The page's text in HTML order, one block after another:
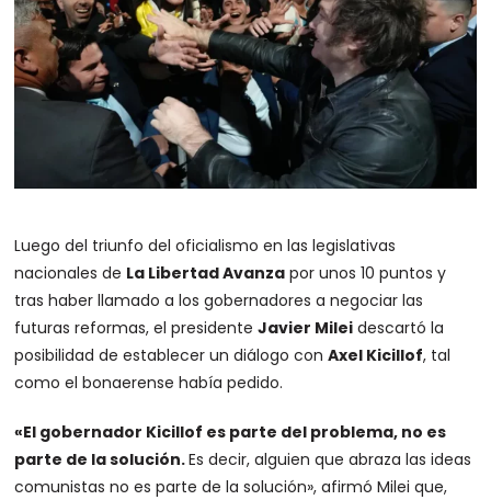
Luego del triunfo del oficialismo en las legislativas
nacionales de La Libertad Avanza por unos 10 puntos y
tras haber llamado a los gobernadores a negociar las
futuras reformas, el presidenteJavier Milei descartó la
posibilidad de establecer un diálogo conAxel Kicillof, tal
como el bonaerense había pedido.
«El gobernador Kicillof es parte del problema, no es
parte de la solución.Es decir, alguien que abraza las ideas
comunistas no es parte de la solución», afirmó Milei que,